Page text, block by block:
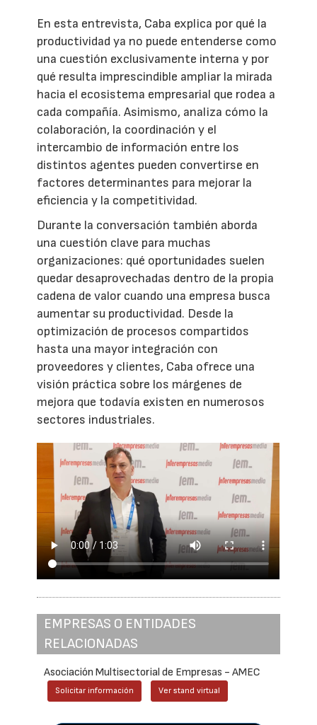
En esta entrevista, Caba explica por qué la
productividad ya no puede entenderse como
una cuestión exclusivamente interna y por
qué resulta imprescindible ampliar la mirada
hacia el ecosistema empresarial que rodea a
cada compañía. Asimismo, analiza cómo la
colaboración, la coordinación y el
intercambio de información entre los
distintos agentes pueden convertirse en
factores determinantes para mejorar la
eficiencia y la competitividad.
Durante la conversación también aborda
una cuestión clave para muchas
organizaciones: qué oportunidades suelen
quedar desaprovechadas dentro de la propia
cadena de valor cuando una empresa busca
aumentar su productividad. Desde la
optimización de procesos compartidos
hasta una mayor integración con
proveedores y clientes, Caba ofrece una
visión práctica sobre los márgenes de
mejora que todavía existen en numerosos
sectores industriales.
EMPRESAS O ENTIDADES
RELACIONADAS
Asociación Multisectorial de Empresas - AMEC
Solicitar información Ver stand virtual